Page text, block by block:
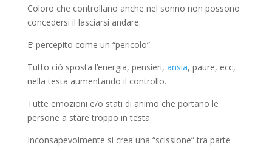
Coloro che controllano anche nel sonno non possono
concedersi il lasciarsi andare.
E’ percepito come un “pericolo”.
Tutto ciò sposta l’energia, pensieri, ansia, paure, ecc,
nella testa aumentando il controllo.
Tutte emozioni e/o stati di animo che portano le
persone a stare troppo in testa.
Inconsapevolmente si crea una “scissione” tra parte